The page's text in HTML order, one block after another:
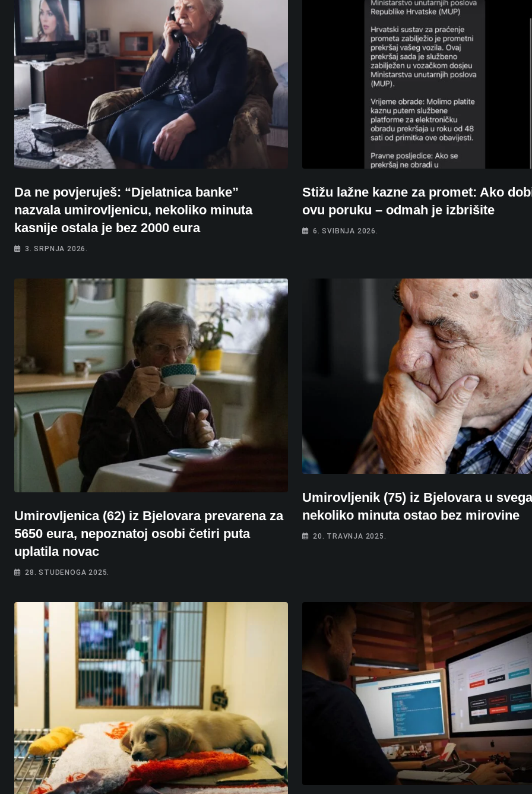
Da ne povjeruješ: “Djelatnica banke”
nazvala umirovljenicu, nekoliko minuta
kasnije ostala je bez 2000 eura
3. SRPNJA 2026.
Stižu lažne kazne za promet: Ako
ovu poruku – odmah je izbrišite
6. SVIBNJA 2026.
Umirovljenica (62) iz Bjelovara prevarena za
5650 eura, nepoznatoj osobi četiri puta
uplatila novac
28. STUDENOGA 2025.
Umirovljenik (75) iz Bjelovara u svega
nekoliko minuta ostao bez mirovine
20. TRAVNJA 2025.